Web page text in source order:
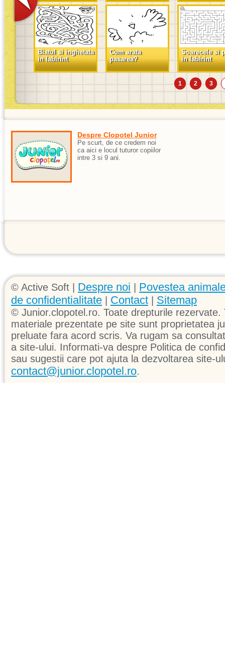
Biatul si inghetata
in labirint
Cum arata
pasarea?
Soarecele si
in labirint
1 2 3
Despre Clopotel Junior
Pe scurt, de ce credem noi
ca aici e locul tuturor copiilor
intre 3 si 9 ani.
© Active Soft | Despre noi
Povestea
de confidentialitate
Contact Sitemap
© Junior.clopotel.ro. Toate drepturile
materiale prezentate pe site sunt proprietatea
preluate fara acord scris. Va rugam sa
a site-ului. Informati-va despre Politica de
sau sugestii care pot ajuta la dezvoltarea site-
contact@junior.clopotel.ro.